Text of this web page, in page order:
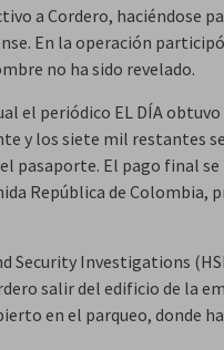
a Cordero, haciéndose
En la operación
no ha sido revelado.
el periódico EL DÍA
y los siete mil restantes se
pasaporte. El pago final se
República de Colombia,
Security Investigations
salir del edificio de la
en el parqueo, donde